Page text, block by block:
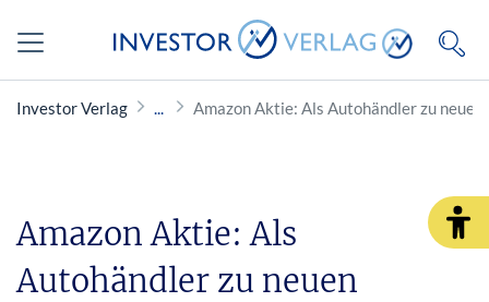
Investor Verlag Amazon Aktie: Als Autohändler zu neuen
Amazon Aktie: Als
Autohändler zu neuen